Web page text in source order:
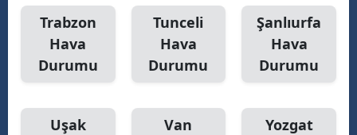
Trabzon
Hava
Durumu
Tunceli
Hava
Durumu
Şanlıurfa
Hava
Durumu
Uşak
Van
Yozgat